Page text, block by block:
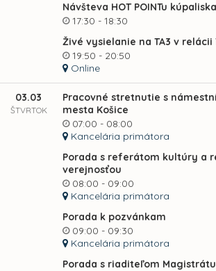
Návšteva HOT POINTu
17:30 - 18:30
Živé vysielanie na TA3 v relácii
19:50 - 20:50
Online
03.03
ŠTVRTOK
Pracovné stretnutie s
mesta Košice
07:00 - 08:00
Kancelária primátora
Porada s referátom kultúry a
verejnosťou
08:00 - 09:00
Kancelária primátora
Porada k pozvánkam
09:00 - 09:30
Kancelária primátora
Porada s riaditeľom